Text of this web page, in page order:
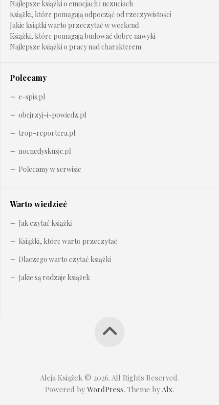
Najlepsze książki o emocjach i uczuciach
Książki, które pomagają odpocząć od rzeczywistości
Jakie książki warto przeczytać w weekend
Książki, które pomagają budować dobre nawyki
Najlepsze książki o pracy nad charakterem
Polecamy
e-spis.pl
obejrzyj-i-powiedz.pl
trop-reportera.pl
nocnedyskusje.pl
Polecamy w serwisie
Warto wiedzieć
Jak czytać książki
Książki, które warto przeczytać
Dlaczego warto czytać książki
Jakie są rodzaje książek
Aleja Książek © 2026. All Rights Reserved.
Powered by WordPress. Theme byAlx.